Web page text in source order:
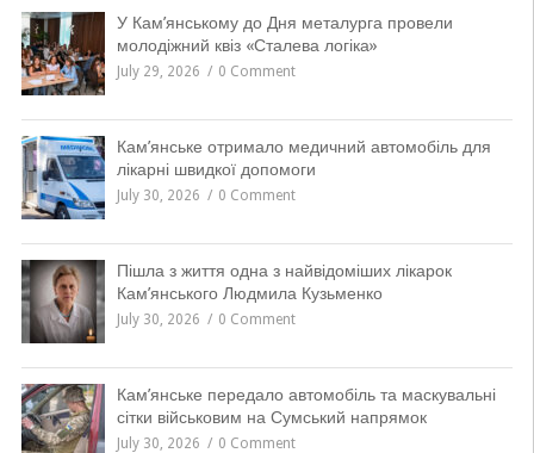
У Кам’янському до Дня металурга провели
молодіжний квіз «Сталева логіка»
July 29, 2026 0 Comment
Кам’янське отримало медичний автомобіль для
лікарні швидкої допомоги
July 30, 2026 0 Comment
Пішла з життя одна з найвідоміших лікарок
Кам’янського Людмила Кузьменко
July 30, 2026 0 Comment
Кам’янське передало автомобіль та маскувальні
сітки військовим на Сумський напрямок
July 30, 2026 0 Comment